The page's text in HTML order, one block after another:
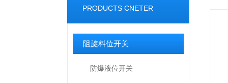
PRODUCTS CNETER
阻旋料位开关
防爆液位开关